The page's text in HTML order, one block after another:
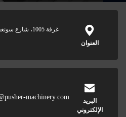
الإلكتروني
sally@pusher-machinery.com